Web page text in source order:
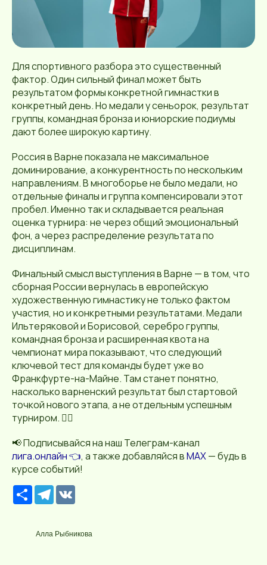
Для спортивного разбора это существенный
фактор. Один сильный финал может быть
результатом формы конкретной гимнастки в
конкретный день. Но медали у сеньорок, результат
группы, командная бронза и юниорские подиумы
дают более широкую картину.
Россия в Варне показала не максимальное
доминирование, а конкурентность по нескольким
направлениям. В многоборье не было медали, но
отдельные финалы и группа компенсировали этот
пробел. Именно так и складывается реальная
оценка турнира: не через общий эмоциональный
фон, а через распределение результата по
дисциплинам.
Финальный смысл выступления в Варне — в том, что
сборная России вернулась в европейскую
художественную гимнастику не только фактом
участия, но и конкретными результатами. Медали
Ильтеряковой и Борисовой, серебро группы,
командная бронза и расширенная квота на
чемпионат мира показывают, что следующий
ключевой тест для команды будет уже во
Франкфурте-на-Майне. Там станет понятно,
насколько варненский результат был стартовой
точкой нового этапа, а не отдельным успешным
турниром. 🤸‍♀️
📢 Подписывайся на наш Телеграм-канал
лига.онлайн 👈, а также добавляйся вMAX— будь в
курсе событий!
Р
е
р
с
T
e
g
r
Алла Рыбникова